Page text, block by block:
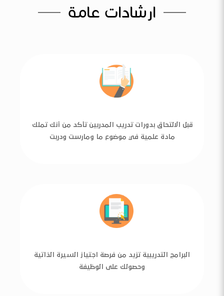
ارشادات عامة
قبل الالتحاق بدورات تدريب المدربين تأكد من أنك تملك
مادة علمية في موضوع ما ومارست ودربت
البرامج التدريبية تزيد من فرصة اجتياز السيرة الذاتية
وحصولك على الوظيفة